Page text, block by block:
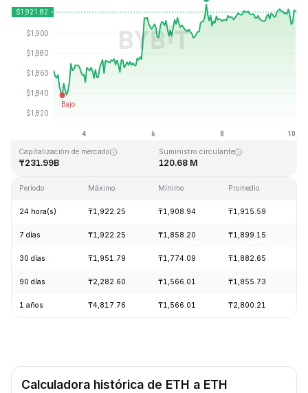
Última actualización: 2026-08-10, 03:03 GMT+0
Capitalización de mercado
₸231.99B
Suministro circulante
120.68 M
Período Máximo Mínimo Promedio
24 hora(s) ₸1,922.25 ₸1,908.94 ₸1,915.59
7 días ₸1,922.25 ₸1,858.20 ₸1,899.15
30 días ₸1,951.79 ₸1,774.09 ₸1,882.65
90 días ₸2,282.60 ₸1,566.01 ₸1,855.73
1 años ₸4,817.76 ₸1,566.01 ₸2,800.21
Calculadora histórica de ETH a ETH